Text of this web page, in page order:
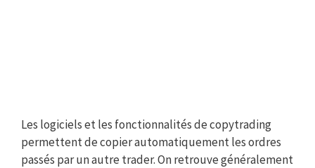
Les logiciels et les fonctionnalités de copytrading
permettent de copier automatiquement les ordres
passés par un autre trader. On retrouve généralement